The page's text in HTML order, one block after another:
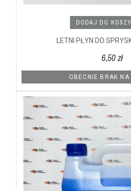
DODAJ DO
LETNI PŁYN DO
6,50 zł
OBECNIE BRAK NA